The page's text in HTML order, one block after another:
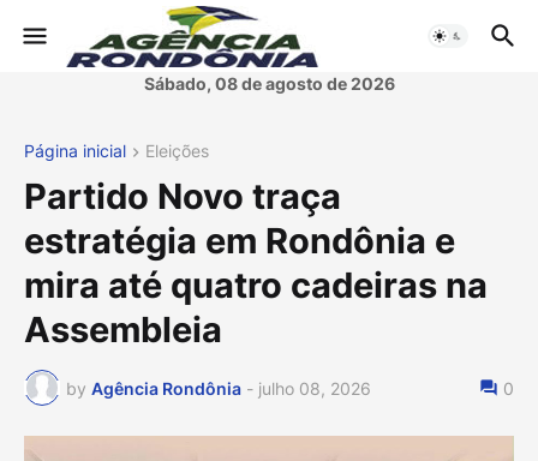
Sábado, 08 de agosto de 2026
Página inicial Eleições
Partido Novo traça
estratégia em Rondônia e
mira até quatro cadeiras na
Assembleia
by Agência Rondônia - julho 08, 2026 0